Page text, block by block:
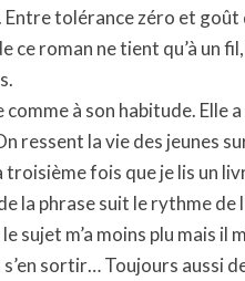
tolérance zéro et goût
ce roman ne tient qu’à un
comme à son habitude.
ressent la vie des jeunes
troisième fois que je lis un
la phrase suit le rythme de
m’a moins plu mais il
sortir… Toujours aussi